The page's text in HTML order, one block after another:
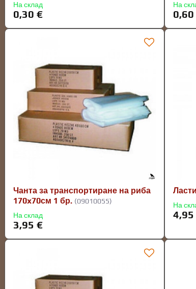
На склад
0,30 €
На
0,60
Чанта за транспортиране на риба
170x70см 1 бр. (09010055)
На склад
3,95 €
На
4,95